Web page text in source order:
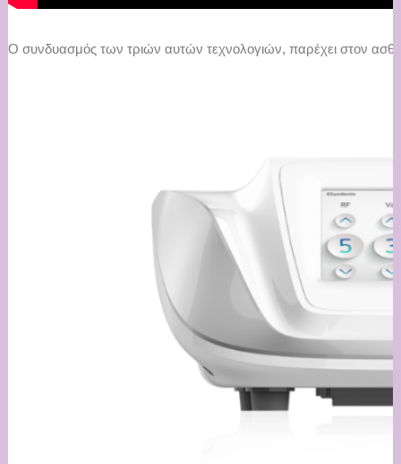
Ο συνδυασμός των τριών αυτών τεχνολογιών, παρέχει στον